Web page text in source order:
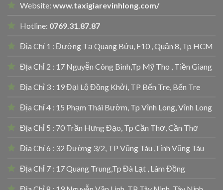
Website: www.taxigiarevinhlong.com/
Hotline: 0769.31.87.87
Địa Chỉ 1 : Đường Tạ Quang Bửu, F10 , Quận 8, Tp HCM
Địa Chỉ 2 : 17 Nguyễn Công Bình,Tp Mỹ Tho , Tiền Giang
Địa Chỉ 3 : 19 Đại Lộ Đồng Khởi, TP Bến Tre, Bến Tre
Địa Chỉ 4 : 15 Phạm Thái Bườm, Tp Vĩnh Long, Vĩnh Long
Địa Chỉ 5 : 70 Trần Hưng Đạo, Tp Cần Thơ, Cần Thơ
Địa Chỉ 6 : 32 Đường 3/2, TP Vũng Tàu ,Tỉnh Vũng Tàu
Địa Chỉ 7 : 17 Quang Trung,Tp Đà Lạt , Lâm Đồng